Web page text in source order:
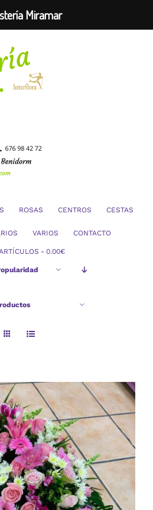
ROSAS CENTROS CESTAS
VARIOS CONTACTO
0.00€
AL CARRITO
/
Miramar